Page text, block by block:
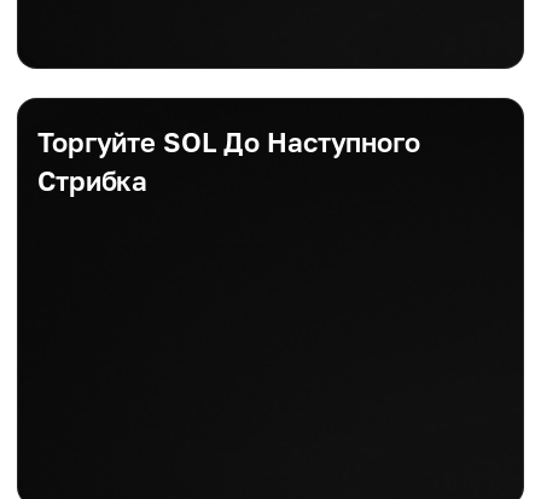
Торгуйте SOL До Наступного
Стрибка